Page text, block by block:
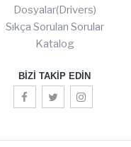
Dosyalar(Drivers)
Sıkça Sorulan Sorular
Katalog
BIZI TAKIP EDIN